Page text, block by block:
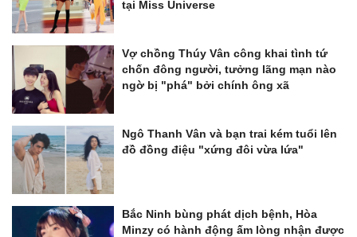
tại Miss Universe
Vợ chồng Thúy Vân công khai tình tứ
chốn đông người, tưởng lãng mạn nào
ngờ bị "phá" bởi chính ông xã
Ngô Thanh Vân và bạn trai kém tuổi lên
đồ đồng điệu "xứng đôi vừa lứa"
Bắc Ninh bùng phát dịch bệnh, Hòa
Minzy có hành động ấm lòng nhận được